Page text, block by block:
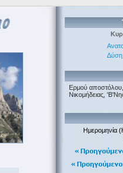
Δύση
Ερμού
Νικομήδειας,
Ημερομηνία